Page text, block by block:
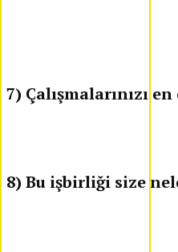
7) Çalışmalarınızı
8) Bu işbirliği size